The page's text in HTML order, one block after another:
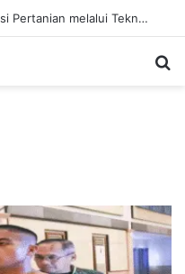
Milenial Petani dan Transformasi Pertanian melalui Teknologi Digital